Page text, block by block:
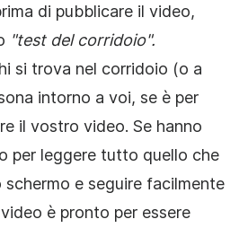
di pubblicare il video,
"test del corridoio".
si trova nel corridoio (o a
intorno a voi, se è per
il vostro video. Se hanno
per leggere tutto quello che
schermo e seguire facilmente
video è pronto per essere